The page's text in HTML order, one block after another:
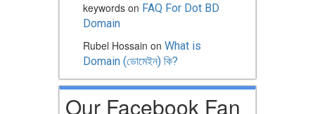
keywords on FAQ For Dot BD
Domain
Rubel Hossain on What is
Domain (ডোমেইন) কি?
Our Facebook Fan